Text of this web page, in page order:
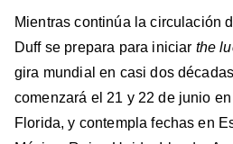
Mientras continúa la circulación
Duff se prepara para iniciar the
gira mundial en casi dos
comenzará el 21 y 22 de junio
Florida, y contempla fechas en